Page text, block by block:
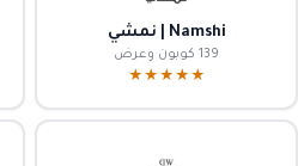
Namshi | نمشي
139 كوبون وعرض
★★★★★